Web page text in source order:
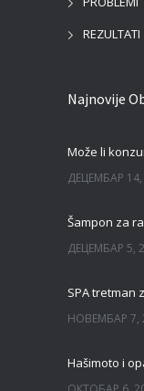
REZULTATI
Najnovije
Može li
ДЕЦЕМБАР 14,
Šampon za
ДЕЦЕМБАР 5,
SPA tretman
НОВЕМБАР 7,
Hašimoto i